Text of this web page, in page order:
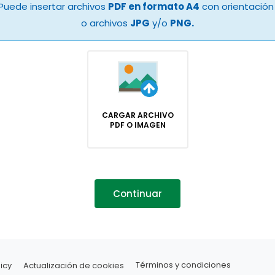
insertar archivos PDF en formato A4 con
o archivos JPG y/o PNG.
CARGAR ARCHIVO
PDF O IMAGEN
Continuar
Actualización de cookies Términos y condiciones